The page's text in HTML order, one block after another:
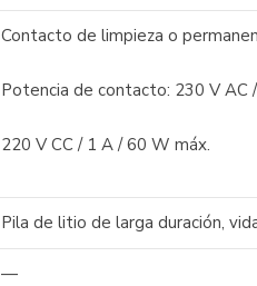
Contacto de limpieza o
Potencia de contacto: 230 V AC
220 V CC / 1 A / 60 W máx.
Pila de litio de larga duración,
—